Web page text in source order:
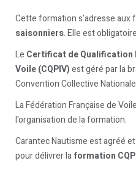
Cette formation s'adresse aux
saisonniers. Elle est
Le Certificat de
Voile (CQPIV)est géré par la
Convention Collective
La Fédération Française de
l'organisation de la formation.
Carantec Nautisme est agréé
pour délivrer laformation